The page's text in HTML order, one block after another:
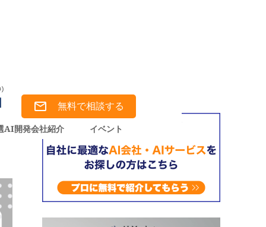
無料で相談する
AI開発会社紹介 イベント
、料金体系、利用時の注意点を徹底解説！